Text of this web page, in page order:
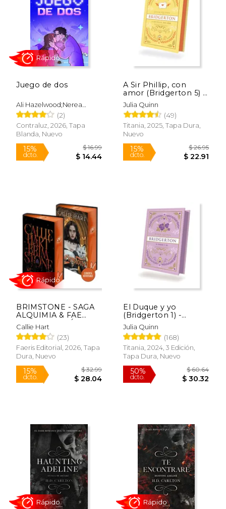
15%
dcto. dcto.
Juego de dos
Ali Hazelwood;Nerea
Gilabert Giménez
(2)
Contraluz, 2026, Tapa
Blanda, Nuevo
15%
dcto.
$ 16.99
$ 14.44
Rápido
A Sir Phillip, con
amor (Bridgerton 5) -
Edición coleccionista
Julia Quinn
(49)
Titania, 2025, Tapa Dura,
Nuevo
15%
dcto.
BRIMSTONE - SAGA
ALQUIMIA & FAE
VOL. 2 (EDICIÓN EN
TAPA DURA Y
CANTOS TINTADOS)
Callie Hart
(23)
Faeris Editorial, 2026, Tapa
Dura, Nuevo
Rápido
El Duque y yo
(Bridgerton 1) -
Edición coleccionista
Julia Quinn
(168)
Titania, 2024, 3 Edición,
Tapa Dura, Nuevo